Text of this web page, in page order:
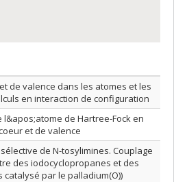
order
descending order
de valence dans les atomes et les
en interaction de configuration
de Hartree-Fock en
et de valence
de N-tosylimines. Couplage
des iodocyclopropanes et des
par le palladium(O))